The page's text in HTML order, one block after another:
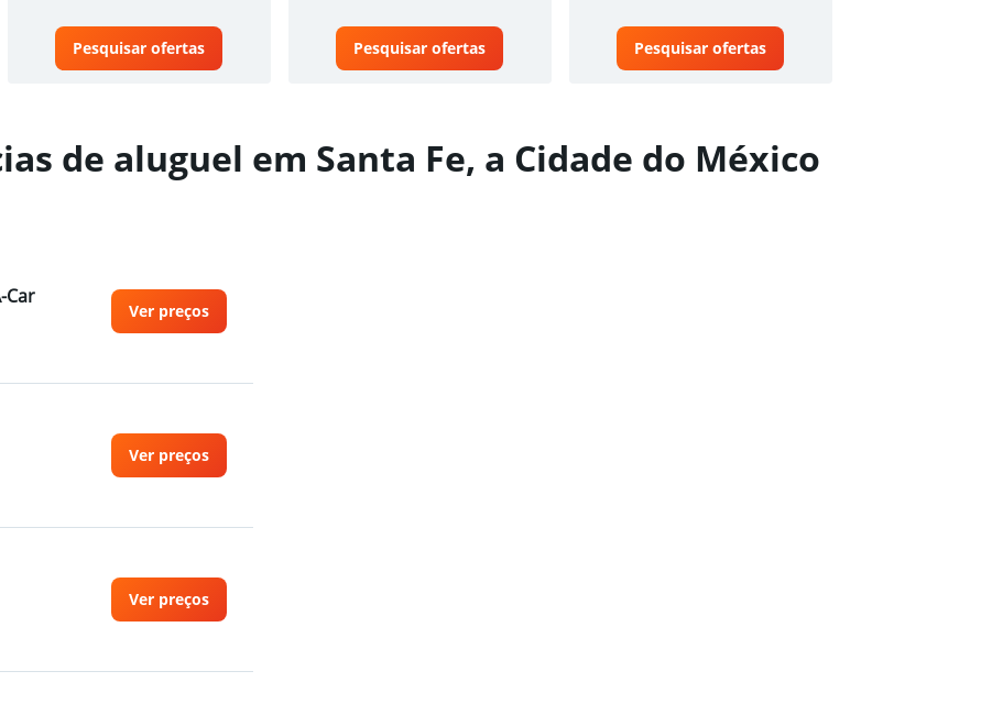
Pesquisar ofertas Pesquisar ofertas Pesquisar ofertas
de aluguel em Santa Fe, a Cidade do México
Car
Ver preços
Ver preços
Ver preços